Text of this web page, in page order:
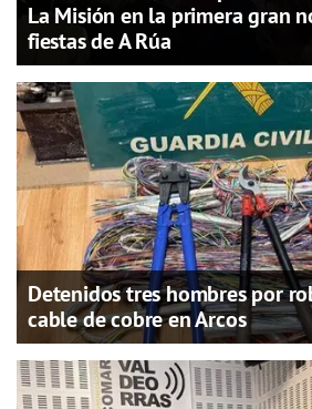
La Misión en la primera gran
fiestas de A Rúa
Detenidos tres hombres por
cable de cobre en Arcos